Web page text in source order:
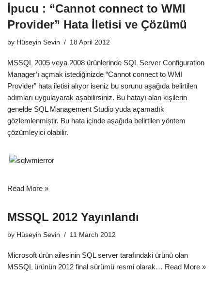
İpucu : “Cannot connect to WMI
Provider” Hata İletisi ve Çözümü
by Hüseyin Sevin 18 April 2012
MSSQL 2005 veya 2008 ürünlerinde SQL Server Configuration
Manager’ı açmak istediğinizde “Cannot connect to WMI
Provider” hata iletisi alıyor iseniz bu sorunu aşağıda belirtilen
adımları uygulayarak aşabilirsiniz. Bu hatayı alan kişilerin
genelde SQL Management Studio yuda açamadık
gözlemlenmiştir. Bu hata içinde aşağıda belirtilen yöntem
çözümleyici olabilir.
Read More »
MSSQL 2012 Yayınlandı
by Hüseyin Sevin 11 March 2012
Microsoft ürün ailesinin SQL server tarafındaki ürünü olan
MSSQL ürünün 2012 final sürümü resmi olarak… Read More »